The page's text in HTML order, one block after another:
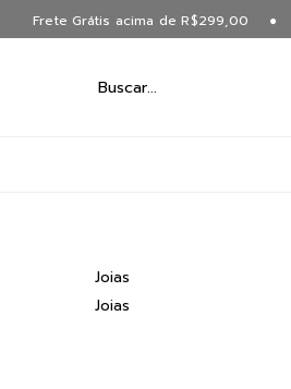
Frete Grátis acima de R$299,00
Joias
Joias